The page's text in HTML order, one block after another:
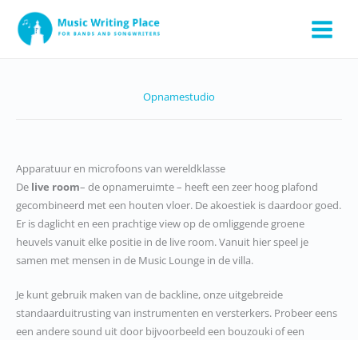
naar
Opnamestudio
Apparatuur en microfoons van wereldklasse
De live room– de opnameruimte – heeft een zeer hoog plafond
gecombineerd met een houten vloer. De akoestiek is daardoor goed.
Er is daglicht en een prachtige view op de omliggende groene
heuvels vanuit elke positie in de live room. Vanuit hier speel je
samen met mensen in de Music Lounge in de villa.
Je kunt gebruik maken van de backline, onze uitgebreide
standaarduitrusting van instrumenten en versterkers. Probeer eens
een andere sound uit door bijvoorbeeld een bouzouki of een